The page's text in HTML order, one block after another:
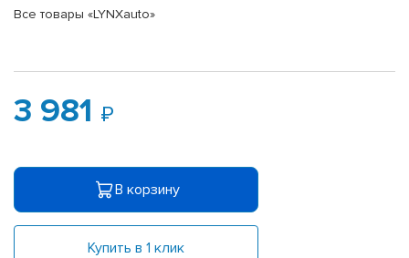
Все товары «LYNXauto»
3 981
В корзину
Купить в 1 клик